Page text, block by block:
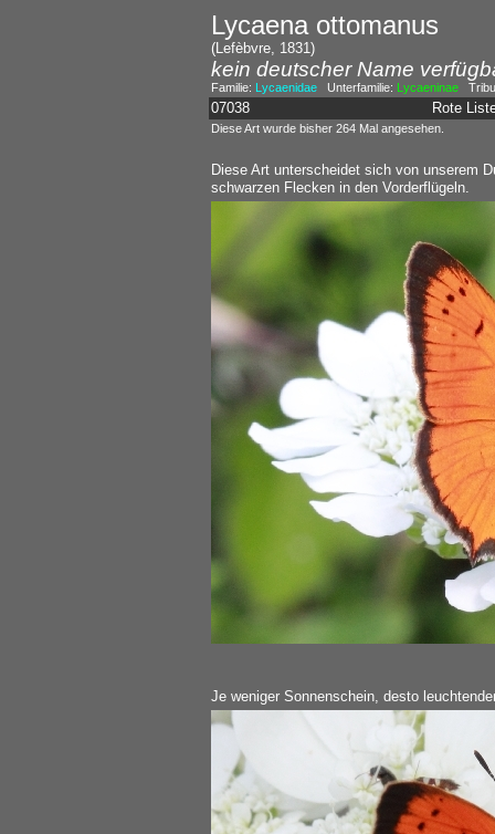
Lycaena ottomanus
(Lefèbvre, 1831)
kein deutscher Name
Familie: LycaenidaeUnterfamilie: Lycaeninae
07038 Rote
Diese Art wurde bisher 264 Mal angesehen.
Diese Art unterscheidet sich von unserem
schwarzen Flecken in den Vorderflügeln.
Je weniger Sonnenschein, desto